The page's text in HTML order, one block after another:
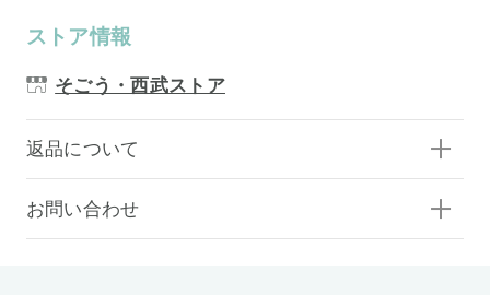
ストア情報
そごう・西武ストア
返品について
お問い合わせ